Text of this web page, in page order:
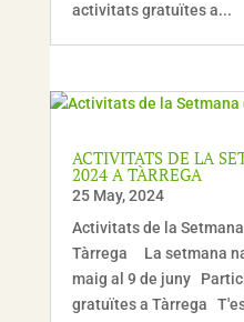
activitats gratuïtes a...
ACTIVITATS DE LA
2024 A TÀRREGA
25 May, 2024
Activitats de la
Tàrrega La setmana
maig al 9 de juny
gratuïtes a Tàrrega